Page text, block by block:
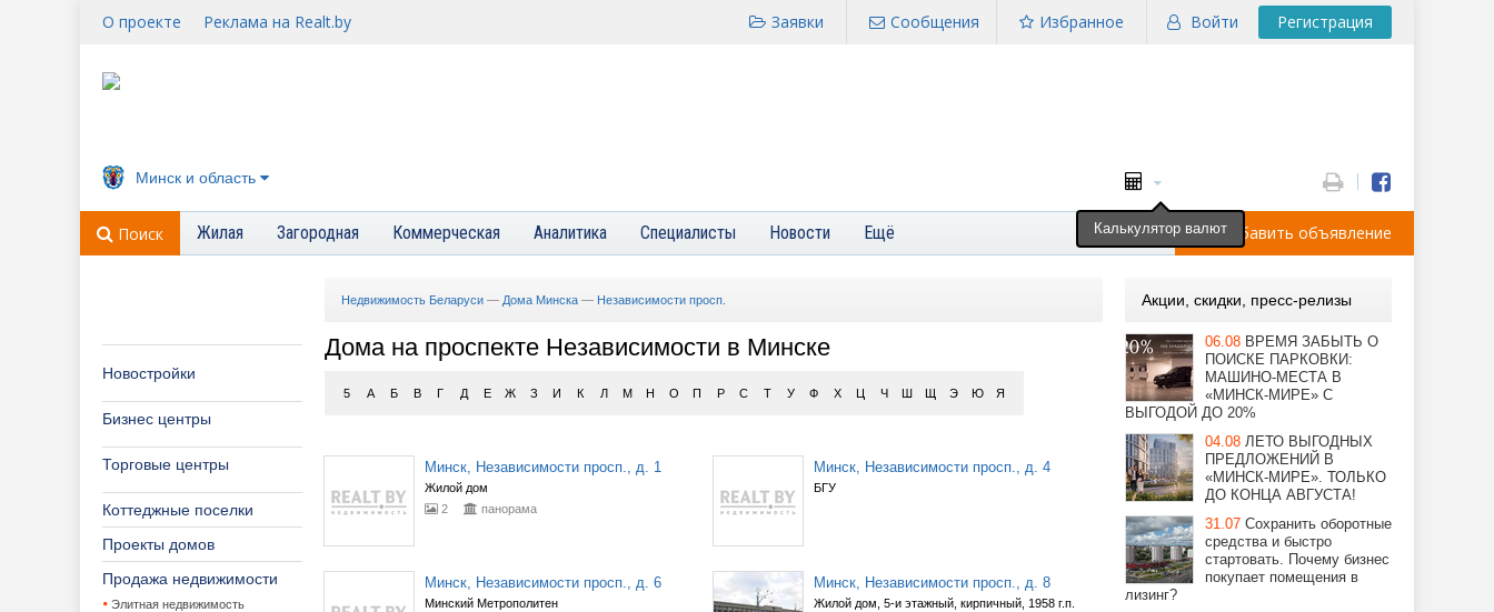
О проекте Реклама на Realt.by Войти Регистрация
Избранное
Сообщения
Заявки
Минск и область
Поиск Жилая Загородная Коммерческая Аналитика Специалисты Новости Ещё Добавить объявление
Новостройки
Бизнес центры
Торговые центры
Коттеджные поселки
Проекты домов
Продажа недвижимости
Элитная недвижимость
Недвижимость Беларуси — Дома Минска — Независимости просп.
Дома на проспекте Независимости в Минске
5 А Б В Г Д Е Ж З И К Л М Н О П Р С Т У Ф Х Ц Ч Ш Щ Э Ю Я
Минск, Независимости просп., д. 1
Жилой дом
2
панорама
Минск, Независимости просп., д. 4
БГУ
Минск, Независимости просп., д. 6
Минский Метрополитен
Минск, Независимости просп., д. 8
Жилой дом, 5-и этажный, кирпичный, 1958 г.п.
Акции, скидки, пресс-релизы
06.08 ВРЕМЯ ЗАБЫТЬ О
ПОИСКЕ ПАРКОВКИ:
МАШИНО-МЕСТА В
«МИНСК-МИРЕ» С
ВЫГОДОЙ ДО 20%
04.08 ЛЕТО ВЫГОДНЫХ
ПРЕДЛОЖЕНИЙ В
«МИНСК-МИРЕ». ТОЛЬКО
ДО КОНЦА АВГУСТА!
31.07 Сохранить оборотные
средства и быстро
стартовать. Почему бизнес
покупает помещения в
лизинг?
Калькулятор валют